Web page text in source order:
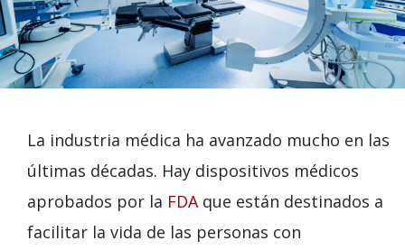
La industria médica ha avanzado mucho en las
últimas décadas. Hay dispositivos médicos
aprobados por la FDAque están destinados a
facilitar la vida de las personas con